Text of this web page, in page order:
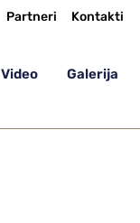
Partneri Kontakti
Video Galerija